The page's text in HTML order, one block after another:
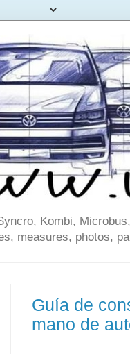
Kombi,
measures, photos,
Guía de
mano de